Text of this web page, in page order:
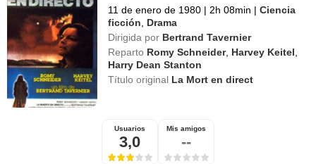
11 de enero de 1980 | 2h 08min | Ciencia
ficción
Drama
Dirigida por Bertrand Tavernier
Reparto Romy Schneider, Harvey Keitel
Harry Dean Stanton
Título original La Mort en direct
Usuarios
3,0
Mis amigos
--